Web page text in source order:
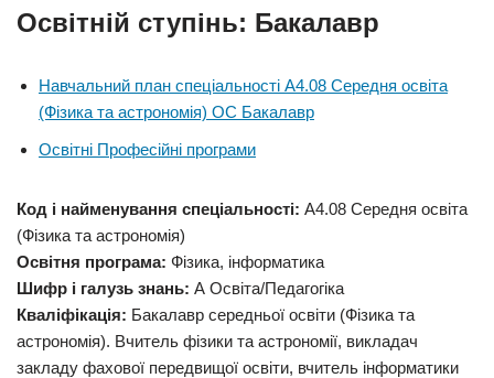
Освітній ступінь: Бакалавр
Навчальний план спеціальності А4.08 Середня освіта
(Фізика та астрономія) ОС Бакалавр
Освітні Професійні програми
Код і найменування спеціальності: А4.08 Середня освіта
(Фізика та астрономія)
Освітня програма: Фізика, інформатика
Шифр і галузь знань: А Освіта/Педагогіка
Кваліфікація: Бакалавр середньої освіти (Фізика та
астрономія). Вчитель фізики та астрономії, викладач
закладу фахової передвищої освіти, вчитель інформатики